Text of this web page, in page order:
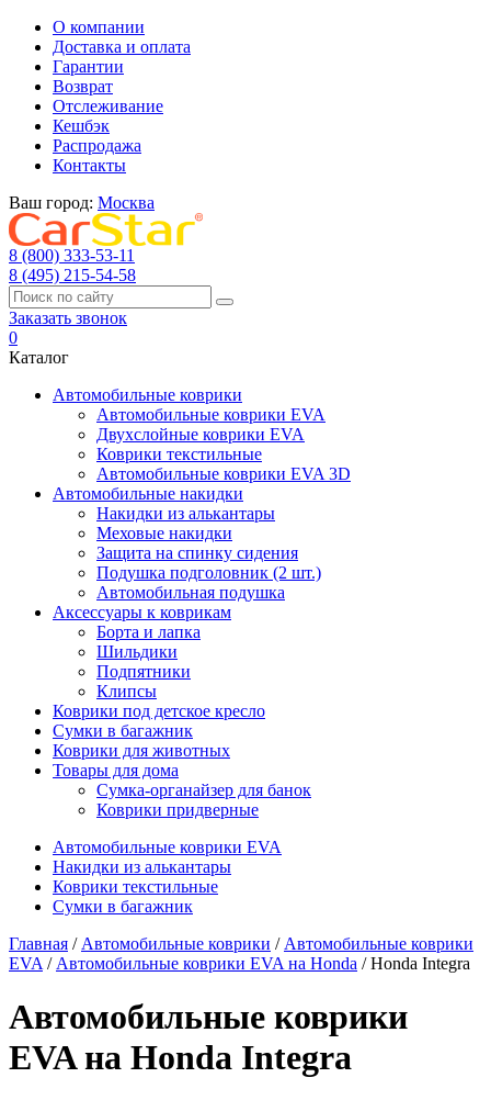
О компании
Доставка и оплата
Гарантии
Возврат
Отслеживание
Кешбэк
Распродажа
Контакты
Ваш город: Москва
8 (800) 333-53-11
8 (495) 215-54-58
Заказать звонок
0
Каталог
Автомобильные коврики
Автомобильные коврики EVA
Двухслойные коврики EVA
Коврики текстильные
Автомобильные коврики EVA 3D
Автомобильные накидки
Накидки из алькантары
Меховые накидки
Защита на спинку сидения
Подушка подголовник (2 шт.)
Автомобильная подушка
Аксессуары к коврикам
Борта и лапка
Шильдики
Подпятники
Клипсы
Коврики под детское кресло
Сумки в багажник
Коврики для животных
Товары для дома
Сумка-органайзер для банок
Коврики придверные
Автомобильные коврики EVA
Накидки из алькантары
Коврики текстильные
Сумки в багажник
Главная / Автомобильные коврики / Автомобильные коврики
EVA / Автомобильные коврики EVA на Honda / Honda Integra
Автомобильные коврики
EVA на Honda Integra